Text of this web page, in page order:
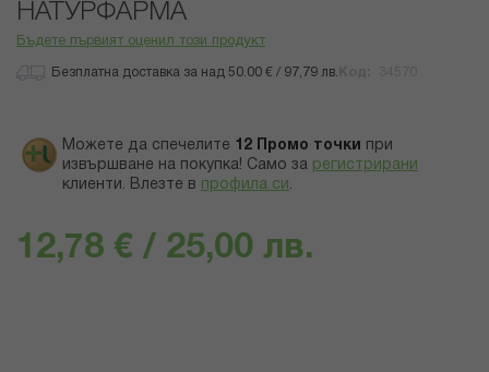
галерия
със
НАТУРФАРМА
Бъдете първият оценил този продукт
Безплатна доставка за над 50.00 € / 97,79 лв.
Можете да спечелите 12 Промо точки
при
извършване на покупка! Само за регистрирани
клиенти. Влезте в профила си .
12,78 € / 25,00 лв.